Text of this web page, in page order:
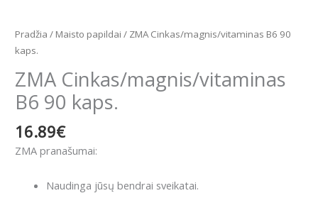
Pradžia / Maisto papildai / ZMA Cinkas/magnis/vitaminas B6 90
kaps.
ZMA Cinkas/magnis/vitaminas
B6 90 kaps.
16.89€
ZMA pranašumai:
Naudinga jūsų bendrai sveikatai.